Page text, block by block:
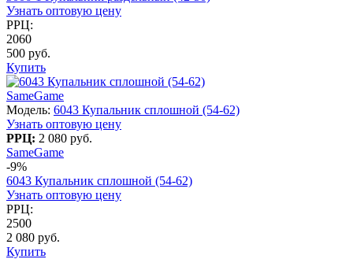
Узнать оптовую цену
РРЦ:
2060
500 руб.
Купить
SameGame
Модель: 6043 Купальник сплошной (54-62)
Узнать оптовую цену
РРЦ: 2 080 руб.
SameGame
-9%
6043 Купальник сплошной (54-62)
Узнать оптовую цену
РРЦ:
2500
2 080 руб.
Купить